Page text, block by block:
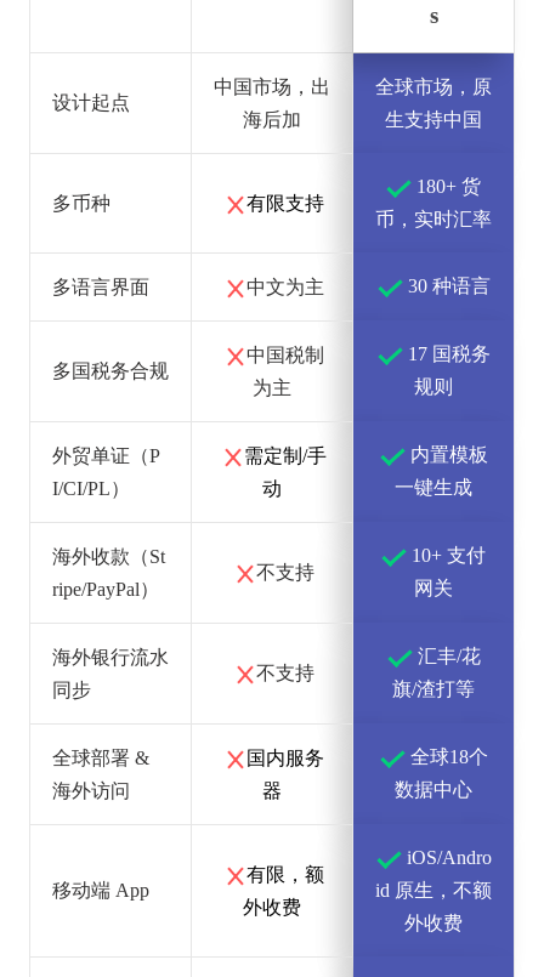
s
设计起点
中国市场，出
海后加
全球市场，原
生支持中国
多币种 有限支持
180+ 货
币，实时汇率
多语言界面 中文为主 30 种语言
多国税务合规
中国税制
为主
17 国税务
规则
外贸单证（P
I/CI/PL）
需定制/手
动
内置模板
一键生成
海外收款（St
ripe/PayPal）
不支持
10+ 支付
网关
海外银行流水
同步
不支持
汇丰/花
旗/渣打等
全球部署 &
海外访问
国内服务
器
全球18个
数据中心
移动端 App
有限，额
外收费
iOS/Andro
id 原生，不额
外收费